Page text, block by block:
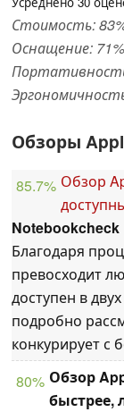
Стоимость:
Оснащение:
Обзоры
85.7% Обзор
Notebookcheck
Благодаря
превосходит
доступен в
подробно
конкурирует с
80% Обзор
быстрее,